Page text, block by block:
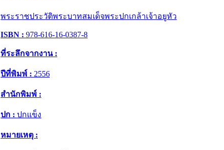
พระราชประวัติพระบาทสมเด็จพระปกเกล้าเจ้าอยูหัว
ISBN : 978-616-16-0387-8
ที่ระลึกจากงาน :
ปีที่พิมพ์ : 2556
สำนักพิมพ์ :
ปก : ปกแข็ง
หมายเหตุ :